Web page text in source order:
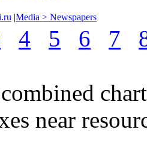
|Media > Newspapers
4 5 6 7
near